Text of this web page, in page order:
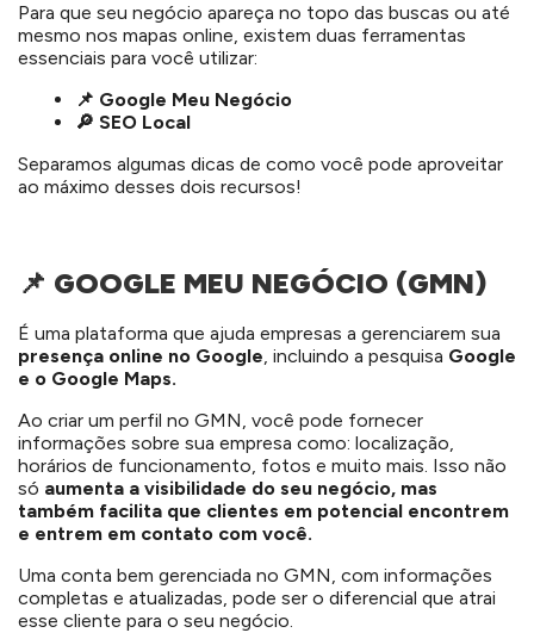
Para que seu negócio apareça no topo das buscas ou até
mesmo nos mapas online, existem duas ferramentas
essenciais para você utilizar:
📌 Google Meu Negócio
🔎 SEO Local
Separamos algumas dicas de como você pode aproveitar
ao máximo desses dois recursos!
📌 GOOGLE MEU NEGÓCIO (GMN)
É uma plataforma que ajuda empresas a gerenciarem sua
presença online no Google, incluindo a pesquisa Google
e o Google Maps.
Ao criar um perfil no GMN, você pode fornecer
informações sobre sua empresa como: localização,
horários de funcionamento, fotos e muito mais. Isso não
só aumenta a visibilidade do seu negócio, mas
também facilita que clientes em potencial encontrem
e entrem em contato com você.
Uma conta bem gerenciada no GMN, com informações
completas e atualizadas, pode ser o diferencial que atrai
esse cliente para o seu negócio.